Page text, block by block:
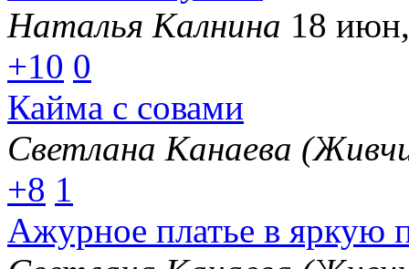
Наталья Калнина 18
+10 0
Кайма с совами
Светлана Канаева
+8 1
Ажурное платье в яркую